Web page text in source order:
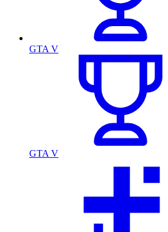
GTA V
GTA V